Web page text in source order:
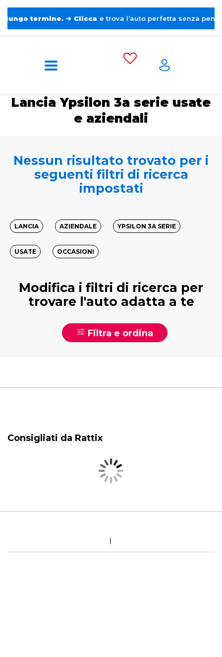
termine. ➔ Clicca e trova l’auto perfetta senza pensieri. ❤️
Home
Lancia Ypsilon 3a serie usate
e aziendali
Nessun risultato trovato per i
seguenti filtri di ricerca
impostati
LANCIA AZIENDALE YPSILON 3A SERIE
USATE OCCASIONI
Modifica i filtri di ricerca per
trovare l'auto adatta a te
Filtra e ordina
Consigliati da Rattix